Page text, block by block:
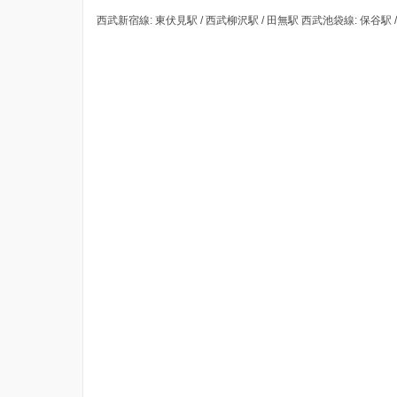
西武新宿線: 東伏見駅 / 西武柳沢駅 / 田無駅 西武池袋線: 保谷駅